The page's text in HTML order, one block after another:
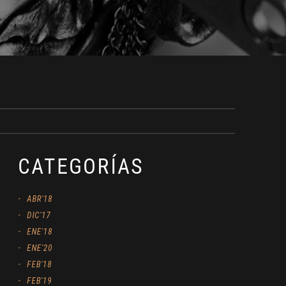
CATEGORÍAS
ABR'18
DIC'17
ENE'18
ENE'20
FEB'18
FEB'19